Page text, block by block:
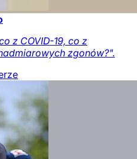
z COVID-19, co z
zgonów?".